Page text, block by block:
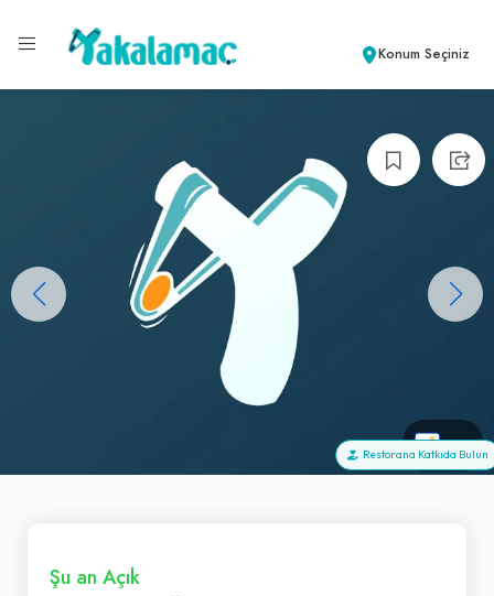
Konum Seçiniz
+0
Restorana Katkıda Bulun
Şu an Açık